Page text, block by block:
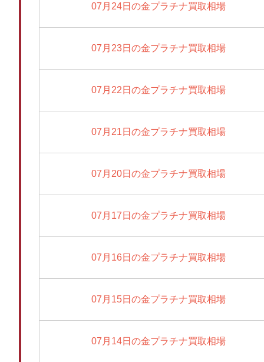
07月24日の金プラチナ買取相場
07月23日の金プラチナ買取相場
07月22日の金プラチナ買取相場
07月21日の金プラチナ買取相場
07月20日の金プラチナ買取相場
07月17日の金プラチナ買取相場
07月16日の金プラチナ買取相場
07月15日の金プラチナ買取相場
07月14日の金プラチナ買取相場